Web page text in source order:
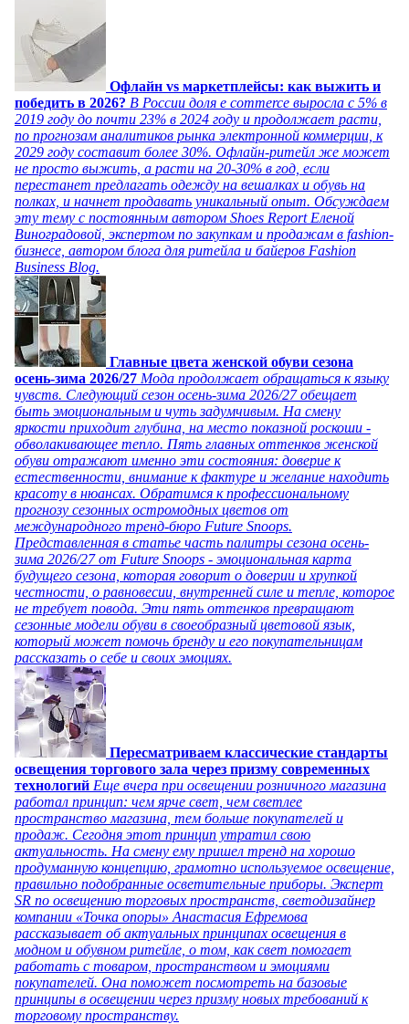
Офлайн vs маркетплейсы: как выжить и
победить в 2026? В России доля e commerce выросла с 5% в
2019 году до почти 23% в 2024 году и продолжает расти,
по прогнозам аналитиков рынка электронной коммерции, к
2029 году составит более 30%. Офлайн-ритейл же может
не просто выжить, а расти на 20-30% в год, если
перестанет предлагать одежду на вешалках и обувь на
полках, и начнет продавать уникальный опыт. Обсуждаем
эту тему с постоянным автором Shoes Report Еленой
Виноградовой, экспертом по закупкам и продажам в fashion-
бизнесе, автором блога для ритейла и байеров Fashion
Business Blog.
Главные цвета женской обуви сезона
осень-зима 2026/27 Мода продолжает обращаться к языку
чувств. Следующий сезон осень-зима 2026/27 обещает
быть эмоциональным и чуть задумчивым. На смену
яркости приходит глубина, на место показной роскоши -
обволакивающее тепло. Пять главных оттенков женской
обуви отражают именно эти состояния: доверие к
естественности, внимание к фактуре и желание находить
красоту в нюансах. Обратимся к профессиональному
прогнозу сезонных остромодных цветов от
международного тренд-бюро Future Snoops.
Представленная в статье часть палитры сезона осень-
зима 2026/27 от Future Snoops - эмоциональная карта
будущего сезона, которая говорит о доверии и хрупкой
честности, о равновесии, внутренней силе и тепле, которое
не требует повода. Эти пять оттенков превращают
сезонные модели обуви в своеобразный цветовой язык,
который может помочь бренду и его покупательницам
рассказать о себе и своих эмоциях.
Пересматриваем классические стандарты
освещения торгового зала через призму современных
технологий Еще вчера при освещении розничного магазина
работал принцип: чем ярче свет, чем светлее
пространство магазина, тем больше покупателей и
продаж. Сегодня этот принцип утратил свою
актуальность. На смену ему пришел тренд на хорошо
продуманную концепцию, грамотно используемое освещение,
правильно подобранные осветительные приборы. Эксперт
SR по освещению торговых пространств, светодизайнер
компании «Точка опоры» Анастасия Ефремова
рассказывает об актуальных принципах освещения в
модном и обувном ритейле, о том, как свет помогает
работать с товаром, пространством и эмоциями
покупателей. Она поможет посмотреть на базовые
принципы в освещении через призму новых требований к
торговому пространству.